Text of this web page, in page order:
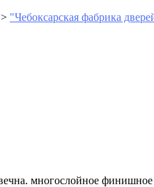
> "Чебоксарская фабрика
многослойное